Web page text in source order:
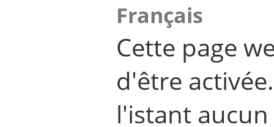
Français
Cette page
d'être
l'istant